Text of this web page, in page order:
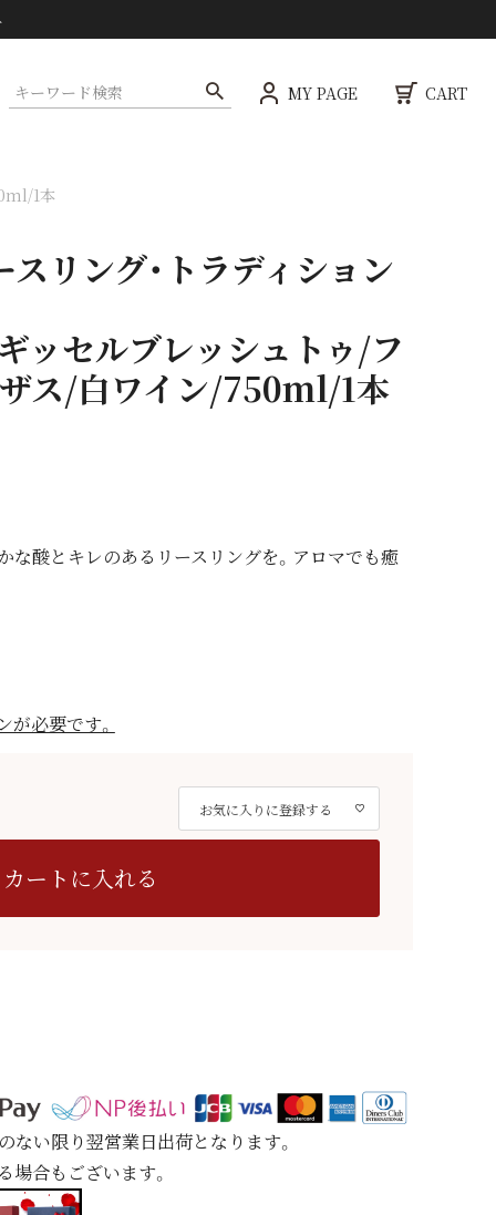
MY PAGE CART
1本
スリング・トラディション
ッセルブレッシュトゥ/フ
ス/白ワイン/750ml/1本
な酸とキレのあるリースリングを。アロマでも癒
必要です。
お気に入りに登録する
カートに入れる
い限り翌営業日出荷となります。
場合もございます。